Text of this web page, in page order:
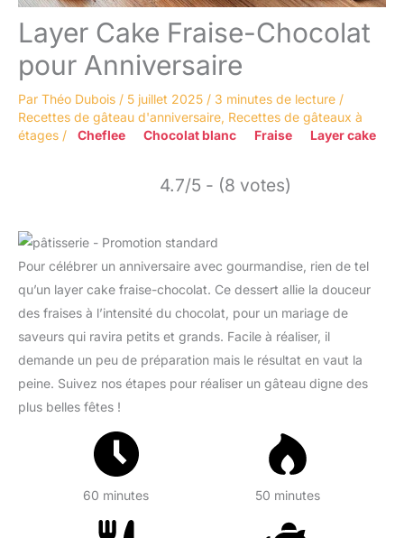
Layer Cake Fraise-Chocolat
pour Anniversaire
Par Théo Dubois / 5 juillet 2025 / 3 minutes de lecture /
Recettes de gâteau d'anniversaire, Recettes de gâteaux à
étages / Cheflee Chocolat blanc Fraise Layer cake
4.7/5 - (8 votes)
Pour célébrer un anniversaire avec gourmandise, rien de tel
qu’un layer cake fraise-chocolat. Ce dessert allie la douceur
des fraises à l’intensité du chocolat, pour un mariage de
saveurs qui ravira petits et grands. Facile à réaliser, il
demande un peu de préparation mais le résultat en vaut la
peine. Suivez nos étapes pour réaliser un gâteau digne des
plus belles fêtes !
60 minutes 50 minutes